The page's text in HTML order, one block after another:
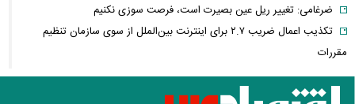
ضرغامی: تغییر ریل عین بصیرت است، فرصت سوزی نکنیم
تکذیب اعمال ضریب ۲.۷ برای اینترنت بین‌الملل از سوی سازمان تنظیم
مقررات
شرایط جدید تمدید اجاره اعلام شد
الحدث: به زودی بیانیه‌ای مشترک از سوی عمان و ایران درباره «ایجاد یک